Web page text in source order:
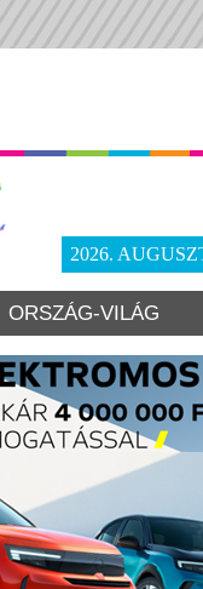
2026.
ORSZÁG-VILÁG